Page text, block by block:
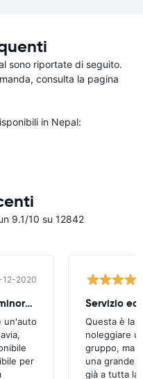
sono riportate di seguito.
consulta la pagina
in Nepal:
9.1/10 su 12842
12-2020
Nel complesso, incessante, minore singhiozzo
un'auto
per
Servizio
Questa è la
noleggiare
gruppo, ma
una grande
già a tutta la